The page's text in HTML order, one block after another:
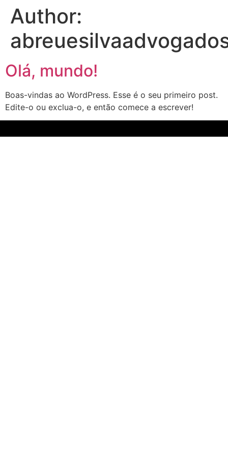
Author:
Olá, mundo!
Boas-vindas ao WordPress. Esse é o seu primeiro post.
Edite-o ou exclua-o, e então comece a escrever!